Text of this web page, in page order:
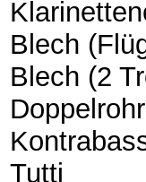
Blech
Blech (2
Tutti